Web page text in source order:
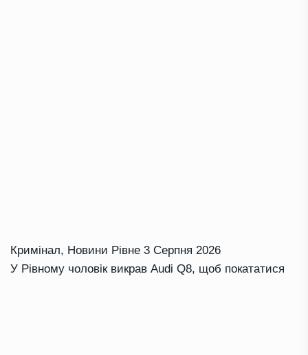
Кримінал, Новини Рівне 3 Серпня 2026
У Рівному чоловік викрав Audi Q8, щоб покататися